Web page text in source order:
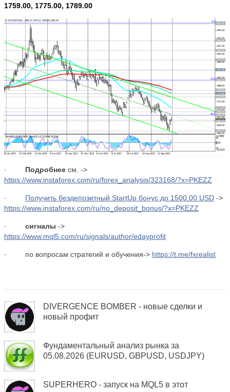
1759.00, 1775.00, 1789.00
· Подробнее см. ->
https://www.instaforex.com/ru/forex_analysis/323168/?x=PKEZZ
· Получить бездепозитный StartUp бонус до 1500.00 USD ->
https://www.instaforex.com/ru/no_deposit_bonus/?x=PKEZZ
· сигналы ->
https://www.mql5.com/ru/signals/author/edayprofit
· по вопросам стратегий и обучения-> https://t.me/fxrealist
DIVERGENCE BOMBER - новые сделки и
новый профит
Фундаментальный анализ рынка за
05.08.2026 (EURUSD, GBPUSD, USDJPY)
SUPERHERO - запуск на MQL5 в этот